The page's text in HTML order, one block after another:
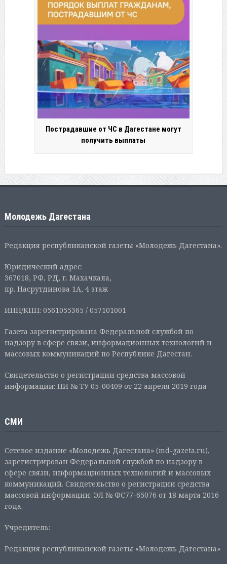
Пострадавшие от ЧС в Дагестане могут
получить выплаты
Молодежь Дагестана
Редакция республиканской газеты «Молодежь Дагестана».
Юридический адрес:
367018, РФ, РД, г. Махачкала,
пр. Насрутдинова 1А, 4 этаж
ИНН/КПП: 0561055365 / 057101001
Газета зарегистрирована Федеральной службой по
надзору в сфере связи, информационных технологий и
массовых коммуникаций по Республике Дагестан.
Свидетельство о регистрации средства массовой
информации: ПИ № ТУ 05-00409 от 22 апреля 2019 года
СМИ
Сетевое издание «Молодежь Дагестана» (md-gazeta.ru),
зарегистрирован Федеральной службой по надзору в
сфере связи, информационных технологий и массовых
коммуникаций. Свидетельство о регистрации средства
массовой информации: ЭЛ № ФС77-65076 от 18 марта 2016
года.
Учредитель:
Редакция республиканской газеты «Молодежь Дагестана»